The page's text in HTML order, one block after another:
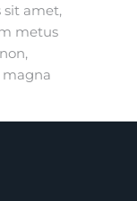
sit amet,
metus
magna